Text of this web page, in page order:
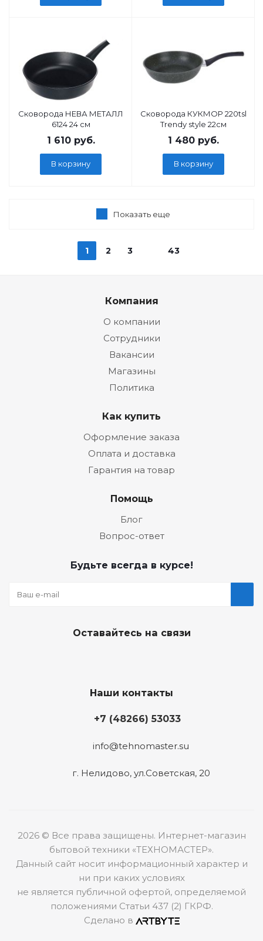
Сковорода НЕВА МЕТАЛЛ
6124 24 см
1 610руб.
В корзину
Сковорода КУКМОР 220tsl
Trendy style 22см
1 480 руб.
В корзину
Показать еще
1 2 3 43
Компания
О компании
Сотрудники
Вакансии
Магазины
Политика
Как купить
Оформление заказа
Оплата и доставка
Гарантия на товар
Помощь
Блог
Вопрос-ответ
Будьте всегда в курсе!
Оставайтесь на связи
Наши контакты
+7 (48266) 53033
info@tehnomaster.su
г. Нелидово, ул.Советская, 20
2026 © Все права защищены. Интернет-магазин
бытовой техники «ТЕХНОМАСТЕР».
Данный сайт носит информационный характер и
ни при каких условиях
не является публичной офертой, определяемой
положениями Статьи 437 (2) ГКРФ.
Сделано в